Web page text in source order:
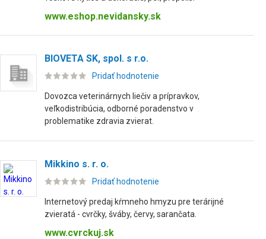
www.eshop.nevidansky.sk
BIOVETA SK, spol. s r.o.
Pridať hodnotenie
Dovozca veterinárnych liečiv a prípravkov,
veľkodistribúcia, odborné poradenstvo v
problematike zdravia zvierat.
Mikkino s. r. o.
Pridať hodnotenie
Internetový predaj kŕmneho hmyzu pre terárijné
zvieratá - cvrčky, šváby, červy, sarančata.
www.cvrckuj.sk